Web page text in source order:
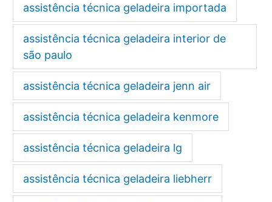
assistência técnica geladeira importada
assistência técnica geladeira interior de
são paulo
assistência técnica geladeira jenn air
assistência técnica geladeira kenmore
assistência técnica geladeira lg
assistência técnica geladeira liebherr